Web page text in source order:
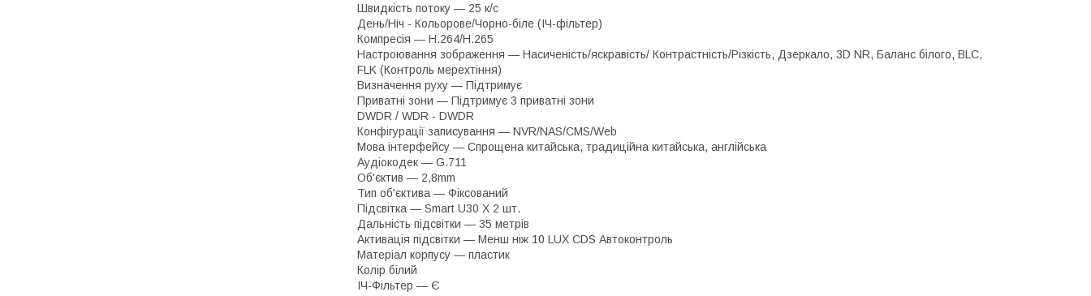
Швидкість потоку — 25 к/с
День/Ніч - Кольорове/Чорно-біле (ІЧ-фільтер)
Компресія — H.264/H.265
Настроювання зображення — Насиченість/яскравість/ Контрастність/Різкість, Дзеркало, 3D NR, Баланс білого, BLC,
FLK (Контроль мерехтіння)
Визначення руху — Підтримує
Приватні зони — Підтримує 3 приватні зони
DWDR / WDR - DWDR
Конфігурації записування — NVR/NAS/CMS/Web
Мова інтерфейсу — Спрощена китайська, традиційна китайська, англійська
Аудіокодек — G.711
Об'єктив — 2,8mm
Тип об'єктива — Фіксований
Підсвітка — Smart U30 X 2 шт.
Дальність підсвітки — 35 метрів
Активація підсвітки — Менш ніж 10 LUX СDS Автоконтроль
Матеріал корпусу — пластик
Колір білий
ІЧ-Фільтер — Є